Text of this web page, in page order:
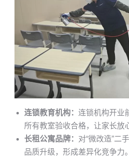
连锁教育机构： 连锁机构开业
所有教室验收合格，让家长放
长租公寓品牌： 对“微改造”二
品质升级，形成差异化竞争力。